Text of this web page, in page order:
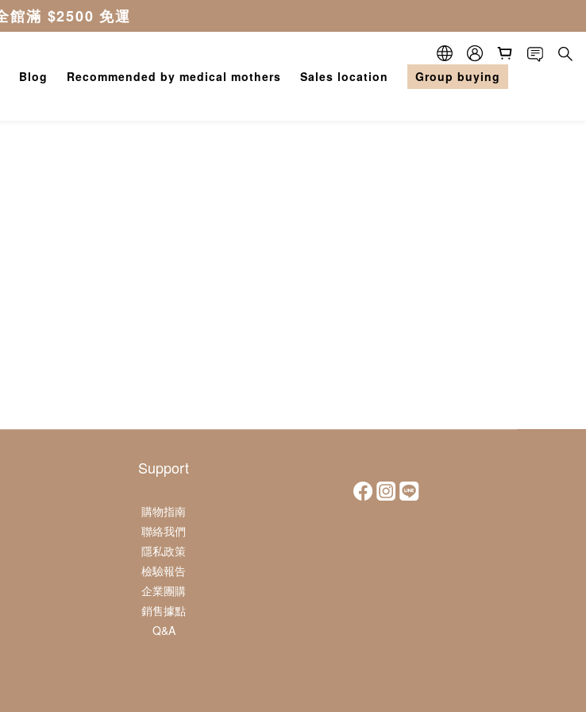
Blog Recommended by medical mothers Sales location Group buying
Support
購物指南
聯絡我們
隱私政策
檢驗報告
企業團購
銷售據點
Q&A